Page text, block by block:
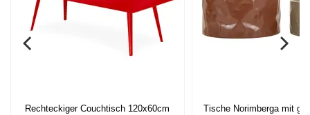
Rechteckiger Couchtisch 120x60cm
Tische Norimberga mit